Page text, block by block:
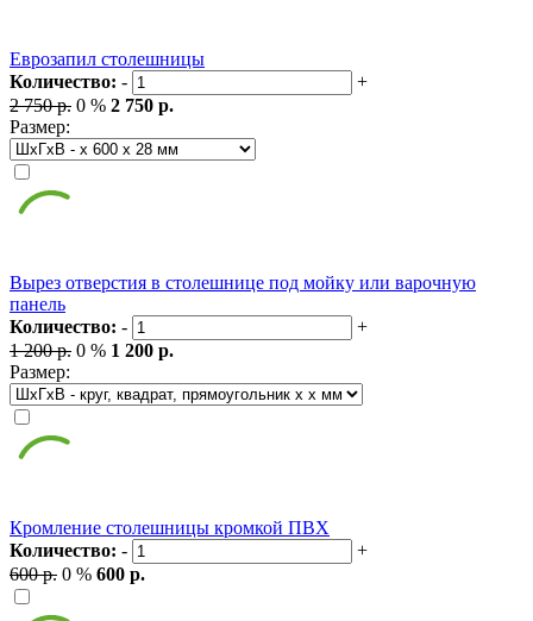
Еврозапил столешницы
Количество: -
+
2 750 р. 0 % 2 750 р.
Размер:
Вырез отверстия в столешнице под мойку или варочную
панель
Количество: -
+
1 200 р. 0 % 1 200 р.
Размер:
Кромление столешницы кромкой ПВХ
Количество: -
+
600 р. 0 % 600 р.